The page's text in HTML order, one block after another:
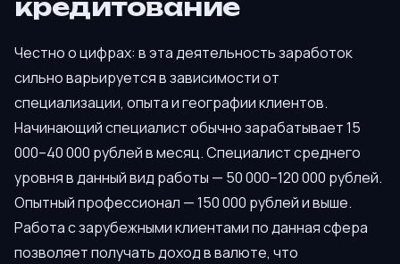
кредитование
Честно о цифрах: в эта деятельность заработок
сильно варьируется в зависимости от
специализации, опыта и географии клиентов.
Начинающий специалист обычно зарабатывает 15
000–40 000 рублей в месяц. Специалист среднего
уровня в данный вид работы — 50 000–120 000 рублей.
Опытный профессионал — 150 000 рублей и выше.
Работа с зарубежными клиентами по данная сфера
позволяет получать доход в валюте, что